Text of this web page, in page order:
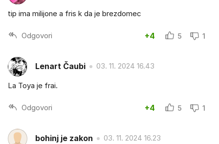
tip ima milijone a fris k da je brezdomec
Odgovori +4 5 1
Lenart Čaubi 03. 11. 2024 16.43
La Toya je frai.
Odgovori +4 5 1
bohinj je zakon 03. 11. 2024 16.23